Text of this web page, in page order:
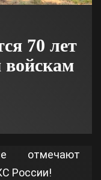
70 лет
войскам
отмечают
России!